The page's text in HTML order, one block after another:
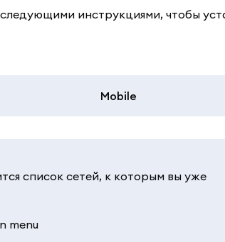
инструкциями, чтобы
Mobile
список сетей, к которым вы уже